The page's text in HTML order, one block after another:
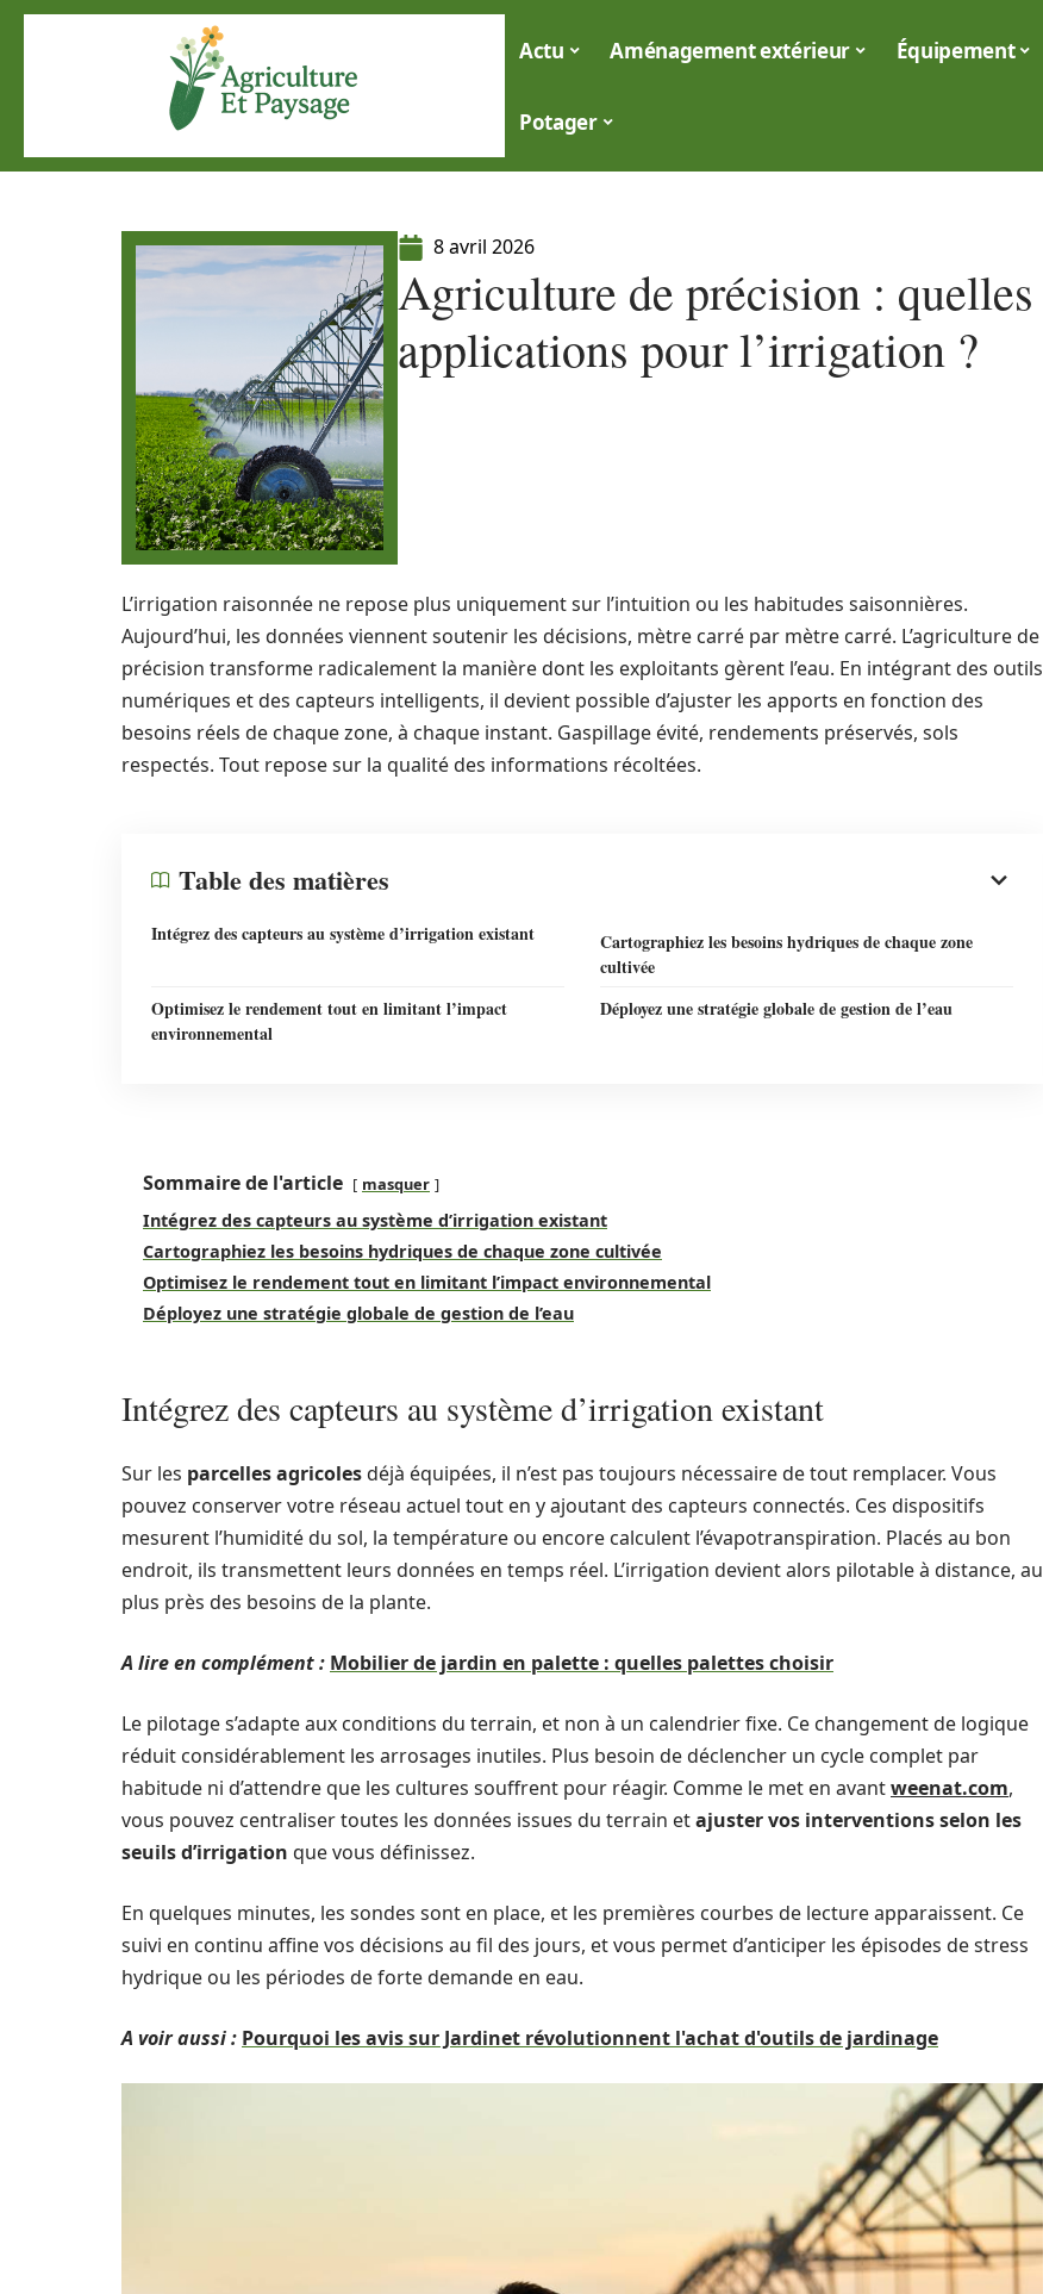
Actu Aménagement extérieur Équipement
Potager
8 avril 2026
Agriculture de précision : quelles
applications pour l’irrigation ?
L’irrigation raisonnée ne repose plus uniquement sur l’intuition ou les habitudes saisonnières.
Aujourd’hui, les données viennent soutenir les décisions, mètre carré par mètre carré. L’agriculture de
précision transforme radicalement la manière dont les exploitants gèrent l’eau. En intégrant des outils
numériques et des capteurs intelligents, il devient possible d’ajuster les apports en fonction des
besoins réels de chaque zone, à chaque instant. Gaspillage évité, rendements préservés, sols
respectés. Tout repose sur la qualité des informations récoltées.
Table des matières
Intégrez des capteurs au système d’irrigation existant
Cartographiez les besoins hydriques de chaque zone
cultivée
Optimisez le rendement tout en limitant l’impact
environnemental
Déployez une stratégie globale de gestion de l’eau
Sommaire de l'article masquer
Intégrez des capteurs au système d’irrigation existant
Cartographiez les besoins hydriques de chaque zone cultivée
Optimisez le rendement tout en limitant l’impact environnemental
Déployez une stratégie globale de gestion de l’eau
Intégrez des capteurs au système d’irrigation existant
Sur les parcelles agricolesdéjà équipées, il n’est pas toujours nécessaire de tout remplacer. Vous
pouvez conserver votre réseau actuel tout en y ajoutant des capteurs connectés. Ces dispositifs
mesurent l’humidité du sol, la température ou encore calculent l’évapotranspiration. Placés au bon
endroit, ils transmettent leurs données en temps réel. L’irrigation devient alors pilotable à distance, au
plus près des besoins de la plante.
A lire en complément : Mobilier de jardin en palette : quelles palettes choisir
Le pilotage s’adapte aux conditions du terrain, et non à un calendrier fixe. Ce changement de logique
réduit considérablement les arrosages inutiles. Plus besoin de déclencher un cycle complet par
habitude ni d’attendre que les cultures souffrent pour réagir. Comme le met en avantweenat.com,
vous pouvez centraliser toutes les données issues du terrain etajuster vos interventions selon les
seuils d’irrigation que vous définissez.
En quelques minutes, les sondes sont en place, et les premières courbes de lecture apparaissent. Ce
suivi en continu affine vos décisions au fil des jours, et vous permet d’anticiper les épisodes de stress
hydrique ou les périodes de forte demande en eau.
A voir aussi : Pourquoi les avis sur Jardinet révolutionnent l'achat d'outils de jardinage